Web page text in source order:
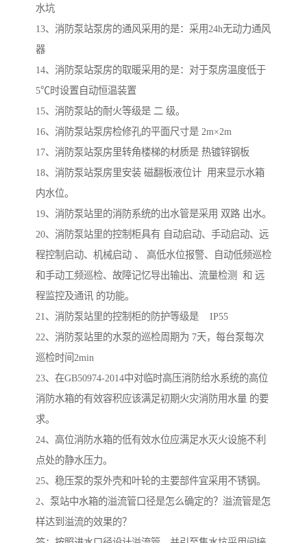
水坑
13、消防泵站泵房的通风采用的是：采用24h无动力通风
器
14、消防泵站泵房的取暖采用的是：对于泵房温度低于
5℃时设置自动恒温装置
15、消防泵站的耐火等级是 二 级。
16、消防泵站泵房检修孔的平面尺寸是 2m×2m
17、消防泵站泵房里转角楼梯的材质是 热镀锌钢板
18、消防泵站泵房里安装 磁翻板液位计 用来显示水箱
内水位。
19、消防泵站里的消防系统的出水管是采用 双路 出水。
20、消防泵站里的控制柜具有 自动启动、手动启动、远
程控制启动、机械启动 、 高低水位报警、自动低频巡检
和手动工频巡检、故障记忆导出输出、流量检测 和 远
程监控及通讯 的功能。
21、消防泵站里的控制柜的防护等级是 IP55
22、消防泵站里的水泵的巡检周期为 7天，每台泵每次
巡检时间2min
23、在GB50974-2014中对临时高压消防给水系统的高位
消防水箱的有效容积应该满足初期火灾消防用水量 的要
求。
24、高位消防水箱的低有效水位应满足水灭火设施不利
点处的静水压力。
25、稳压泵的泵外壳和叶轮的主要部件宜采用不锈钢。
2、泵站中水箱的溢流管口径是怎么确定的？溢流管是怎
样达到溢流的效果的？